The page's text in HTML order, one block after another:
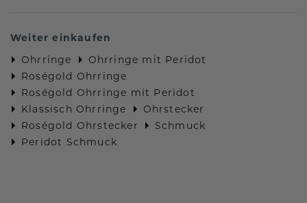
Weiter einkaufen
Ohrringe
Ohrringe mit Peridot
Roségold Ohrringe
Roségold Ohrringe mit Peridot
Klassisch Ohrringe
Ohrstecker
Roségold Ohrstecker
Schmuck
Peridot Schmuck